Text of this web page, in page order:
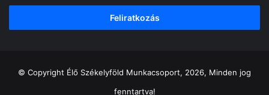
megadása
© Copyright Élő Székelyföld Munkacsoport, 2026, Minden jog
fenntartva!